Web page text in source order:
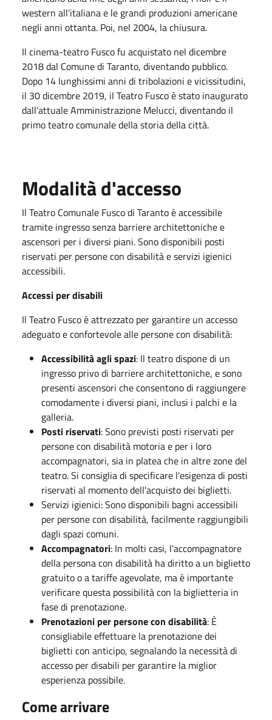
western all’italiana e le grandi produzioni americane
negli anni ottanta. Poi, nel 2004, la chiusura.
Il cinema-teatro Fusco fu acquistato nel dicembre
2018 dal Comune di Taranto, diventando pubblico.
Dopo 14 lunghissimi anni di tribolazioni e vicissitudini,
il 30 dicembre 2019, il Teatro Fusco è stato inaugurato
dall’attuale Amministrazione Melucci, diventando il
primo teatro comunale della storia della città.
Modalità d'accesso
Il Teatro Comunale Fusco di Taranto è accessibile
tramite ingresso senza barriere architettoniche e
ascensori per i diversi piani. Sono disponibili posti
riservati per persone con disabilità e servizi igienici
accessibili.
Accessi per disabili
Il Teatro Fusco è attrezzato per garantire un accesso
adeguato e confortevole alle persone con disabilità:
Accessibilità agli spazi: Il teatro dispone di un
ingresso privo di barriere architettoniche, e sono
presenti ascensori che consentono di raggiungere
comodamente i diversi piani, inclusi i palchi e la
galleria.
Posti riservati: Sono previsti posti riservati per
persone con disabilità motoria e per i loro
accompagnatori, sia in platea che in altre zone del
teatro. Si consiglia di specificare l'esigenza di posti
riservati al momento dell'acquisto dei biglietti.
Servizi igienici: Sono disponibili bagni accessibili
per persone con disabilità, facilmente raggiungibili
dagli spazi comuni.
Accompagnatori: In molti casi, l'accompagnatore
della persona con disabilità ha diritto a un biglietto
gratuito o a tariffe agevolate, ma è importante
verificare questa possibilità con la biglietteria in
fase di prenotazione.
Prenotazioni per persone con disabilità: È
consigliabile effettuare la prenotazione dei
biglietti con anticipo, segnalando la necessità di
accesso per disabili per garantire la miglior
esperienza possibile.
Come arrivare